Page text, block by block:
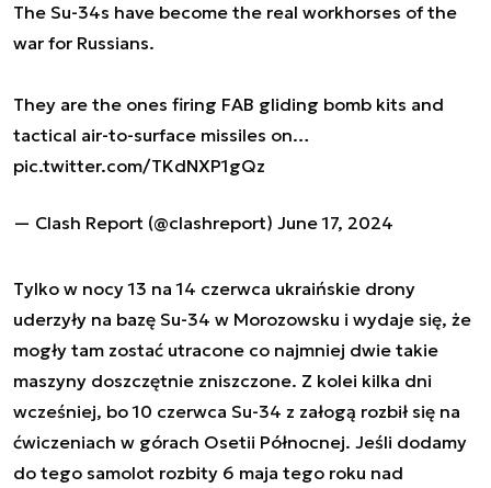
The Su-34s have become the real workhorses of the
war for Russians.
They are the ones firing FAB gliding bomb kits and
tactical air-to-surface missiles on…
pic.twitter.com/TKdNXP1gQz
— Clash Report (@clashreport) June 17, 2024
Tylko w nocy 13 na 14 czerwca ukraińskie drony
uderzyły na bazę Su-34 w Morozowsku i wydaje się, że
mogły tam zostać utracone co najmniej dwie takie
maszyny doszczętnie zniszczone. Z kolei kilka dni
wcześniej, bo 10 czerwca Su-34 z załogą rozbił się na
ćwiczeniach w górach Osetii Północnej. Jeśli dodamy
do tego samolot rozbity 6 maja tego roku nad